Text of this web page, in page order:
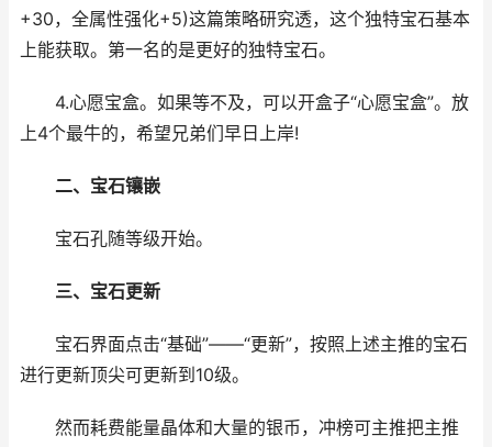
+30，全属性强化+5)这篇策略研究透，这个独特宝石基本
上能获取。第一名的是更好的独特宝石。
4.心愿宝盒。如果等不及，可以开盒子“心愿宝盒”。放
上4个最牛的，希望兄弟们早日上岸!
二、宝石镶嵌
宝石孔随等级开始。
三、宝石更新
宝石界面点击“基础”——“更新”，按照上述主推的宝石
进行更新顶尖可更新到10级。
然而耗费能量晶体和大量的银币，冲榜可主推把主推